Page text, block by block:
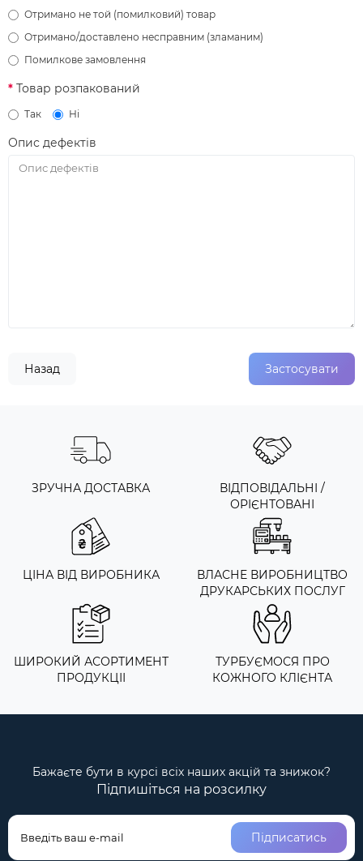
Отримано не той (помилковий) товар
Отримано/доставлено несправним (зламаним)
Помилкове замовлення
Товар розпакований
Так Ні
Опис дефектів
Назад
ЗРУЧНА ДОСТАВКА
ВІДПОВІДАЛЬНІ /
ОРІЄНТОВАНІ
ЦІНА ВІД ВИРОБНИКА
ВЛАСНЕ ВИРОБНИЦТВО
ДРУКАРСЬКИХ ПОСЛУГ
ШИРОКИЙ АСОРТИМЕНТ
ПРОДУКЦІІ
ТУРБУЄМОСЯ ПРО
КОЖНОГО КЛІЄНТА
Бажаєте бути в курсі всіх наших акцій та знижок?
Підпишіться на розсилку
Підписатись